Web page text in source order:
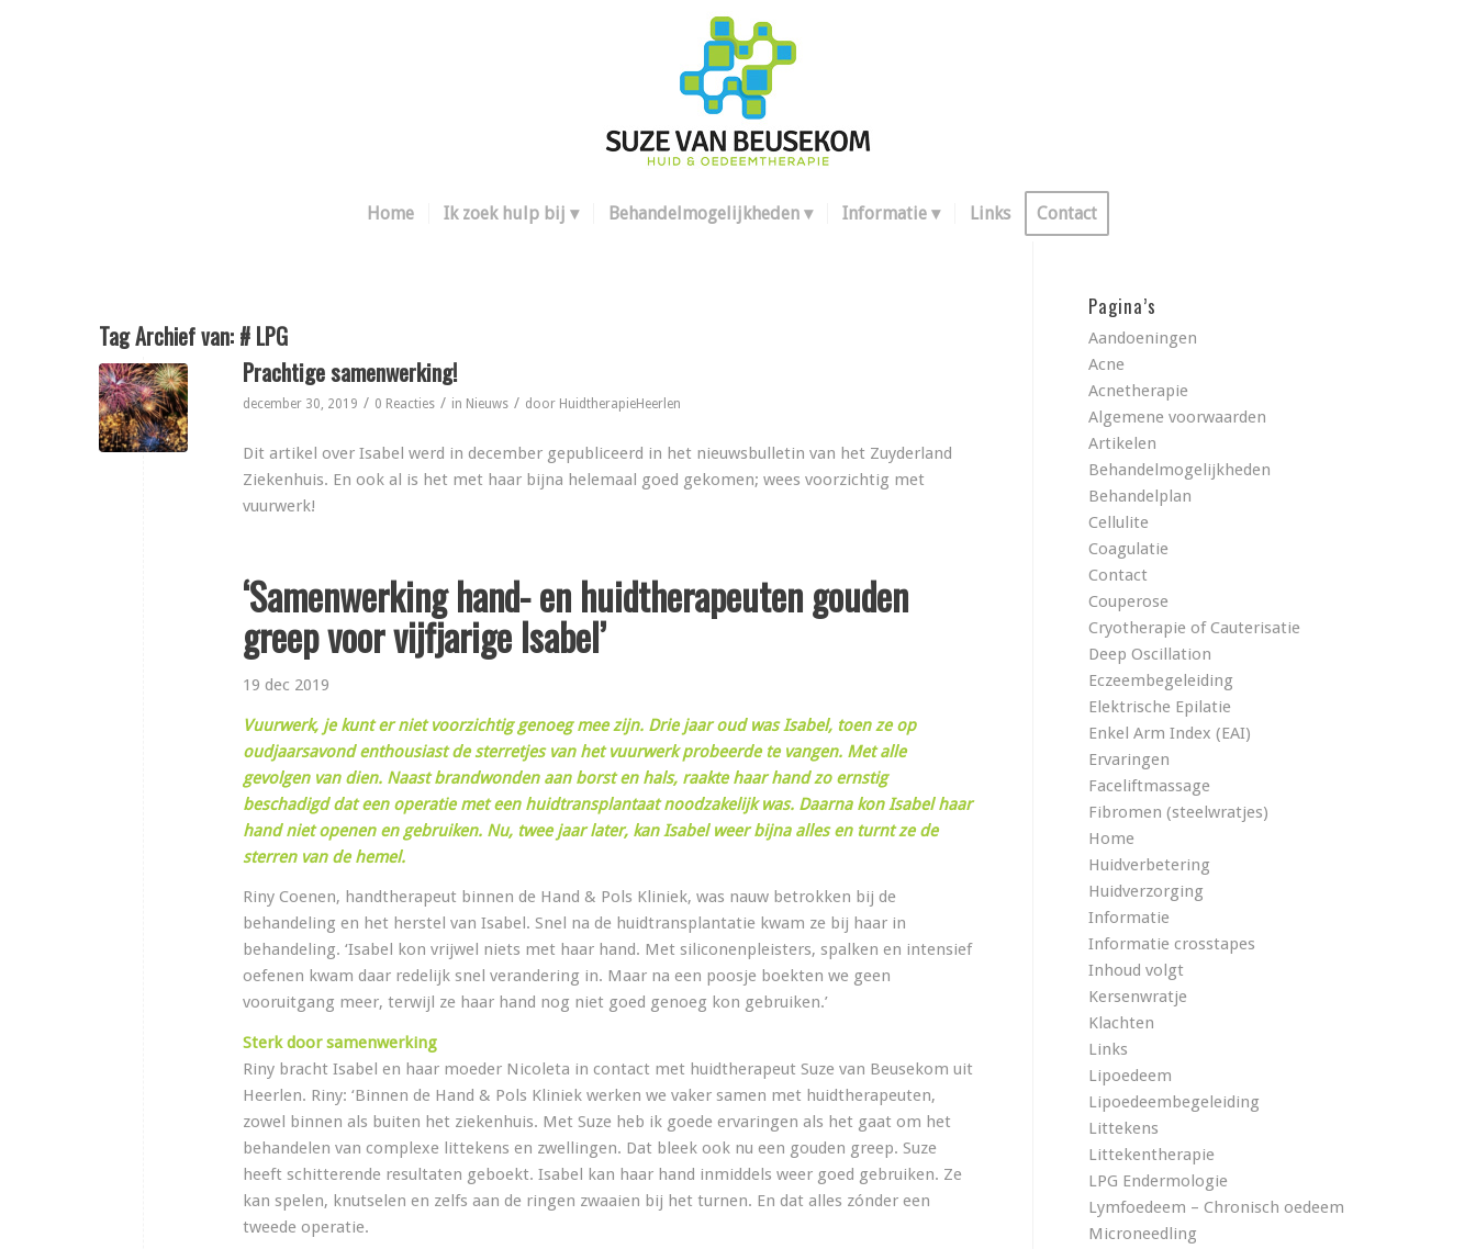
Home Ik zoek hulp bij Behandelmogelijkheden Informatie Links Contact
Tag Archief van: # LPG
Prachtige samenwerking!
december 30, 2019 / 0 Reacties / in Nieuws / door HuidtherapieHeerlen
Dit artikel over Isabel werd in december gepubliceerd in het nieuwsbulletin van het Zuyderland
Ziekenhuis. En ook al is het met haar bijna helemaal goed gekomen; wees voorzichtig met
vuurwerk!
‘Samenwerking hand- en huidtherapeuten gouden
greep voor vijfjarige Isabel’
19 dec 2019
Vuurwerk, je kunt er niet voorzichtig genoeg mee zijn. Drie jaar oud was Isabel, toen ze op
oudjaarsavond enthousiast de sterretjes van het vuurwerk probeerde te vangen. Met alle
gevolgen van dien. Naast brandwonden aan borst en hals, raakte haar hand zo ernstig
beschadigd dat een operatie met een huidtransplantaat noodzakelijk was. Daarna kon Isabel haar
hand niet openen en gebruiken. Nu, twee jaar later, kan Isabel weer bijna alles en turnt ze de
sterren van de hemel.
Riny Coenen, handtherapeut binnen de Hand & Pols Kliniek, was nauw betrokken bij de
behandeling en het herstel van Isabel. Snel na de huidtransplantatie kwam ze bij haar in
behandeling. ‘Isabel kon vrijwel niets met haar hand. Met siliconenpleisters, spalken en intensief
oefenen kwam daar redelijk snel verandering in. Maar na een poosje boekten we geen
vooruitgang meer, terwijl ze haar hand nog niet goed genoeg kon gebruiken.’
Sterk door samenwerking
Riny bracht Isabel en haar moeder Nicoleta in contact met huidtherapeut Suze van Beusekom uit
Heerlen. Riny: ‘Binnen de Hand & Pols Kliniek werken we vaker samen met huidtherapeuten,
zowel binnen als buiten het ziekenhuis. Met Suze heb ik goede ervaringen als het gaat om het
behandelen van complexe littekens en zwellingen. Dat bleek ook nu een gouden greep. Suze
heeft schitterende resultaten geboekt. Isabel kan haar hand inmiddels weer goed gebruiken. Ze
kan spelen, knutselen en zelfs aan de ringen zwaaien bij het turnen. En dat alles zónder een
tweede operatie.
Pagina’s
Aandoeningen
Acne
Acnetherapie
Algemene voorwaarden
Artikelen
Behandelmogelijkheden
Behandelplan
Cellulite
Coagulatie
Contact
Couperose
Cryotherapie of Cauterisatie
Deep Oscillation
Eczeembegeleiding
Elektrische Epilatie
Enkel Arm Index (EAI)
Ervaringen
Faceliftmassage
Fibromen (steelwratjes)
Home
Huidverbetering
Huidverzorging
Informatie
Informatie crosstapes
Inhoud volgt
Kersenwratje
Klachten
Links
Lipoedeem
Lipoedeembegeleiding
Littekens
Littekentherapie
LPG Endermologie
Lymfoedeem – Chronisch oedeem
Microneedling